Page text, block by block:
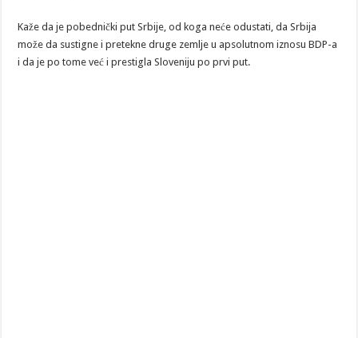
Kaže da je pobednički put Srbije, od koga neće odustati, da Srbija
može da sustigne i pretekne druge zemlje u apsolutnom iznosu BDP-a
i da je po tome već i prestigla Sloveniju po prvi put.